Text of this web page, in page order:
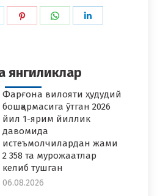
Share
Share
Share
янгиликлар
Фарғона вилояти ҳудудий
бошқармасига ўтган 2026
йил 1-ярим йиллик
давомида
истеъмолчилардан жами
2 358 та мурожаатлар
келиб тушган
06.08.2026